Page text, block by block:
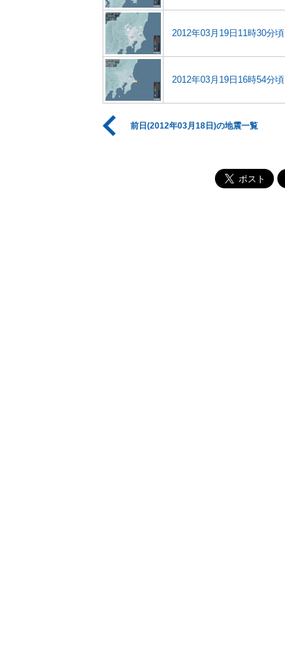
2012年03月19日11時30分頃
2012年03月19日16時54分頃
前日(2012年03月18日)の地震一覧